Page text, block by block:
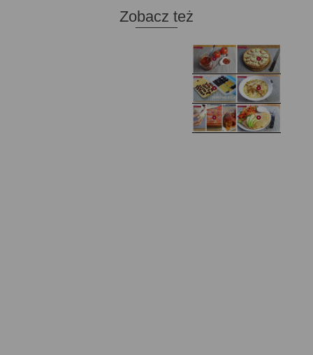
Zobacz też
Domowy ketchup (bez
cukru)
Tarta francuska z
cebulą i pomidorem
Domowe żelki
Zupa kurkowa z
selerem i pietruszką